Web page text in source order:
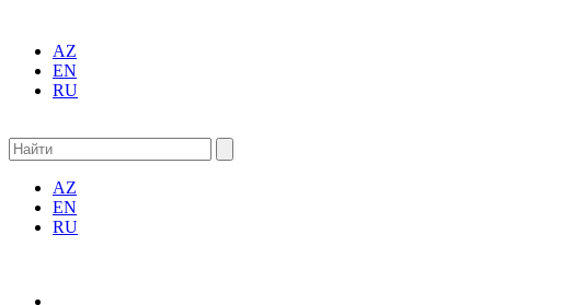
AZ
EN
RU
AZ
EN
RU